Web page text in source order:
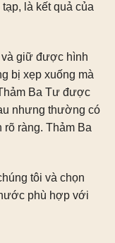
là kết quả của
và giữ được hình
bị xẹp xuống mà
Ba Tư được
nhưng thường có
ràng. Thảm Ba
tôi và chọn
phù hợp với